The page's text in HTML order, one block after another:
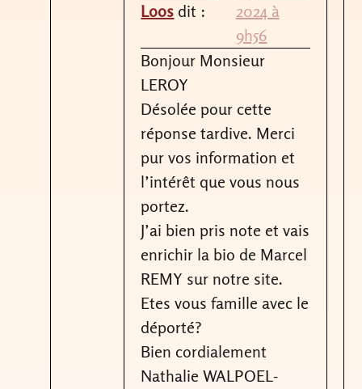
Loos dit :
2024 à
9h56
Bonjour Monsieur
LEROY
Désolée pour cette
réponse tardive. Merci
pur vos information et
l’intérêt que vous nous
portez.
J’ai bien pris note et vais
enrichir la bio de Marcel
REMY sur notre site.
Etes vous famille avec le
déporté?
Bien cordialement
Nathalie WALPOEL-